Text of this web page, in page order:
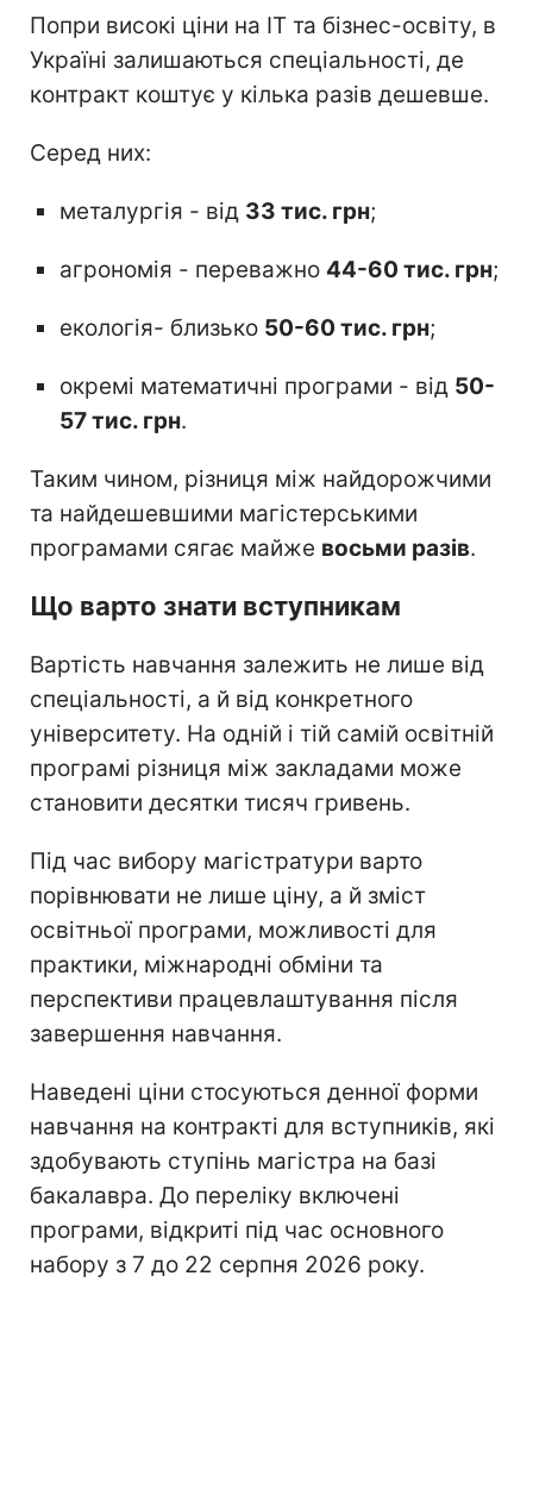
Попри високі ціни на ІТ та бізнес-освіту, в
Україні залишаються спеціальності, де
контракт коштує у кілька разів дешевше.
Серед них:
металургія - від 33 тис. грн;
агрономія - переважно 44-60 тис. грн;
екологія- близько 50-60 тис. грн;
окремі математичні програми - від 50-
57 тис. грн.
Таким чином, різниця між найдорожчими
та найдешевшими магістерськими
програмами сягає майже восьми разів.
Що варто знати вступникам
Вартість навчання залежить не лише від
спеціальності, а й від конкретного
університету. На одній і тій самій освітній
програмі різниця між закладами може
становити десятки тисяч гривень.
Під час вибору магістратури варто
порівнювати не лише ціну, а й зміст
освітньої програми, можливості для
практики, міжнародні обміни та
перспективи працевлаштування після
завершення навчання.
Наведені ціни стосуються денної форми
навчання на контракті для вступників, які
здобувають ступінь магістра на базі
бакалавра. До переліку включені
програми, відкриті під час основного
набору з 7 до 22 серпня 2026 року.